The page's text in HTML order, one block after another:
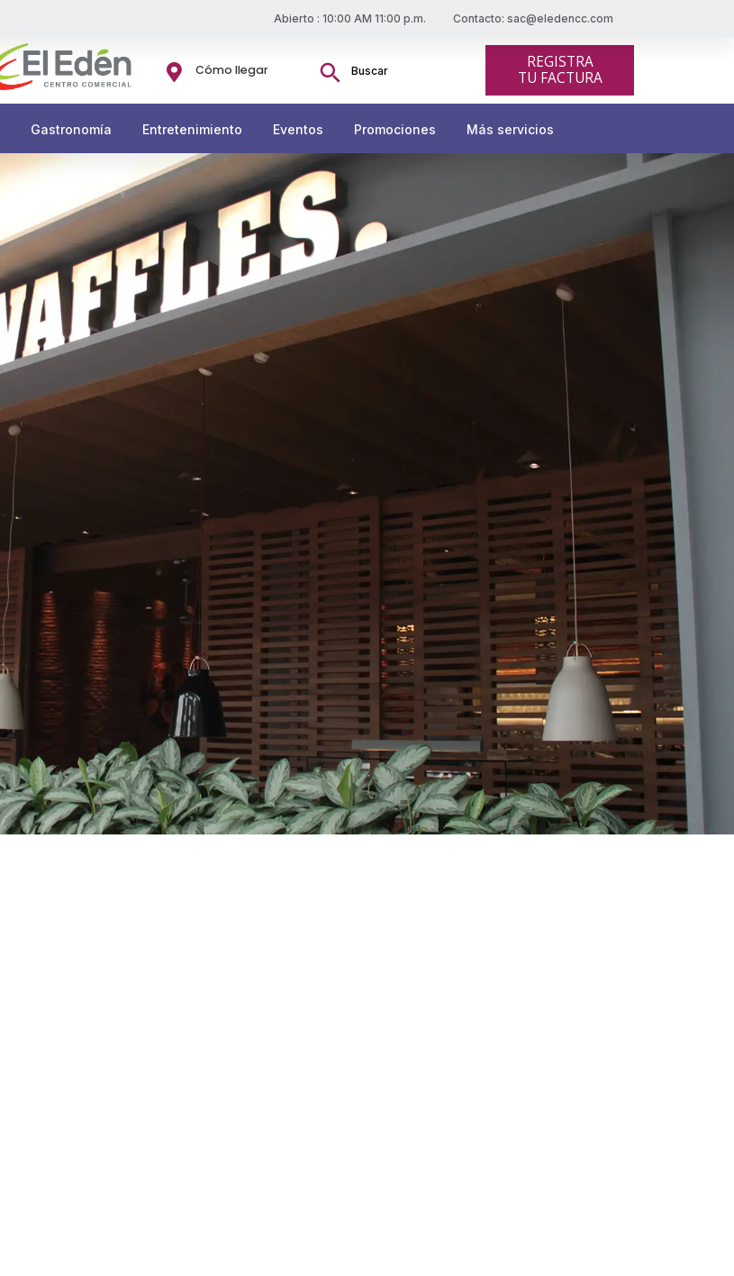
Abierto : 10:00 AM 11:00 p.m. Contacto: sac@eledencc.com
 Cómo llegar
Buscar:
Botón de búsquedaREGISTRA
TU FACTURA
Gastronomía Entretenimiento Eventos Promociones Más servicios